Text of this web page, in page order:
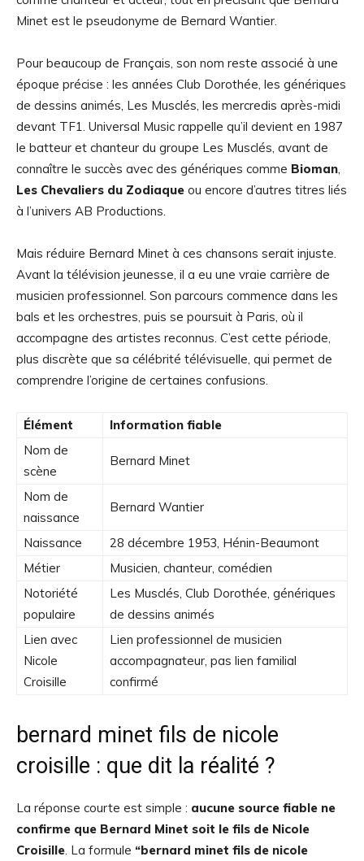
Minet est le pseudonyme de Bernard Wantier.
Pour beaucoup de Français, son nom reste associé à une
époque précise : les années Club Dorothée, les génériques
de dessins animés, Les Musclés, les mercredis après-midi
devant TF1. Universal Music rappelle qu’il devient en 1987
le batteur et chanteur du groupe Les Musclés, avant de
connaître le succès avec des génériques comme Bioman,
Les Chevaliers du Zodiaque ou encore d’autres titres liés
à l’univers AB Productions.
Mais réduire Bernard Minet à ces chansons serait injuste.
Avant la télévision jeunesse, il a eu une vraie carrière de
musicien professionnel. Son parcours commence dans les
bals et les orchestres, puis se poursuit à Paris, où il
accompagne des artistes reconnus. C’est cette période,
plus discrète que sa célébrité télévisuelle, qui permet de
comprendre l’origine de certaines confusions.
Élément
Information fiable
Nom de
scène
Bernard Minet
Nom de
naissance
Bernard Wantier
Naissance
28 décembre 1953, Hénin-Beaumont
Métier
Musicien, chanteur, comédien
Notoriété
populaire
Les Musclés, Club Dorothée, génériques
de dessins animés
Lien avec
Nicole
Croisille
Lien professionnel de musicien
accompagnateur, pas lien familial
confirmé
bernard minet fils de nicole
croisille : que dit la réalité ?
La réponse courte est simple : aucune source fiable ne
confirme que Bernard Minet soit le fils de Nicole
Croisille. La formule “bernard minet fils de nicole